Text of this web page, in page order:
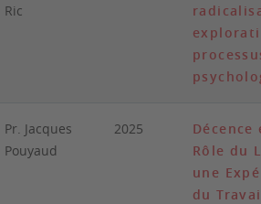
Ric
Pr. Jacques
Pouyaud
2025
Rôle du
une
du